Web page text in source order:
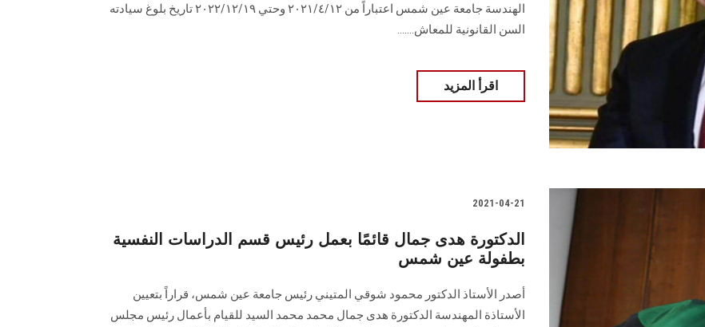
الهندسة جامعة عين شمس اعتباراً من ٢٠٢١/٤/١٢ وحتي ٢٠٢٢/١٢/١٩ تاريخ بلوغ سيادته
السن القانونية للمعاش.......
اقرأ المزيد
2021-04-21
الدكتورة هدى جمال قائمًا بعمل رئيس قسم الدراسات النفسية
بطفولة عين شمس
أصدر الأستاذ الدكتور محمود شوقي المتيني رئيس جامعة عين شمس، قراراً بتعيين
الأستاذة المهندسة الدكتورة هدى جمال محمد محمد السيد للقيام بأعمال رئيس مجلس